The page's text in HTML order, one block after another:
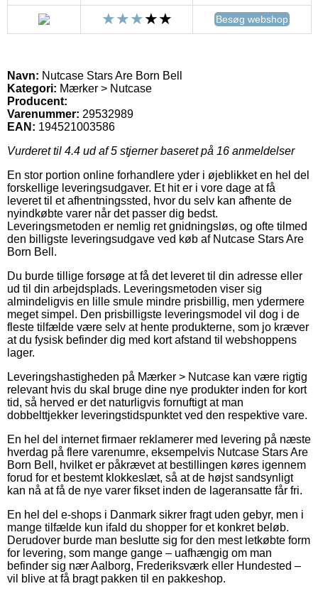
Besøg webshop
Navn: Nutcase Stars Are Born Bell
Kategori: Mærker > Nutcase
Producent:
Varenummer: 29532989
EAN: 194521003586
Vurderet til 4.4 ud af 5 stjerner baseret på 16 anmeldelser
En stor portion online forhandlere yder i øjeblikket en hel del
forskellige leveringsudgaver. Et hit er i vore dage at få
leveret til et afhentningssted, hvor du selv kan afhente de
nyindkøbte varer når det passer dig bedst.
Leveringsmetoden er nemlig ret gnidningsløs, og ofte tilmed
den billigste leveringsudgave ved køb af Nutcase Stars Are
Born Bell.
Du burde tillige forsøge at få det leveret til din adresse eller
ud til din arbejdsplads. Leveringsmetoden viser sig
almindeligvis en lille smule mindre prisbillig, men ydermere
meget simpel. Den prisbilligste leveringsmodel vil dog i de
fleste tilfælde være selv at hente produkterne, som jo kræver
at du fysisk befinder dig med kort afstand til webshoppens
lager.
Leveringshastigheden på Mærker > Nutcase kan være rigtig
relevant hvis du skal bruge dine nye produkter inden for kort
tid, så herved er det naturligvis fornuftigt at man
dobbelttjekker leveringstidspunktet ved den respektive vare.
En hel del internet firmaer reklamerer med levering på næste
hverdag på flere varenumre, eksempelvis Nutcase Stars Are
Born Bell, hvilket er påkrævet at bestillingen køres igennem
forud for et bestemt klokkeslæt, så at de højst sandsynligt
kan nå at få de nye varer fikset inden de lageransatte får fri.
En hel del e-shops i Danmark sikrer fragt uden gebyr, men i
mange tilfælde kun ifald du shopper for et konkret beløb.
Derudover burde man beslutte sig for den mest letkøbte form
for levering, som mange gange – uafhængig om man
befinder sig nær Aalborg, Frederiksværk eller Hundested –
vil blive at få bragt pakken til en pakkeshop.